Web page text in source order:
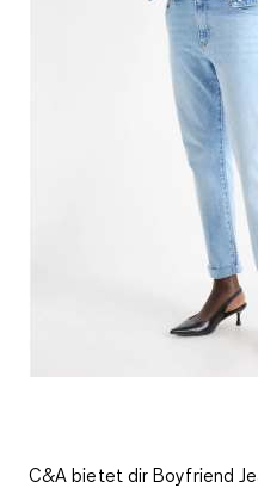
C&A bietet dir Boyfriend